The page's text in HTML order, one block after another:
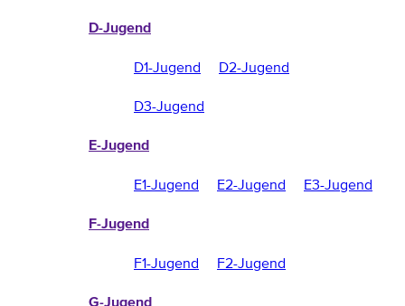
D-Jugend
D1-Jugend
D2-Jugend
D3-Jugend
E-Jugend
E1-Jugend E2-Jugend E3-Jugend
F-Jugend
F1-Jugend F2-Jugend
G-Jugend